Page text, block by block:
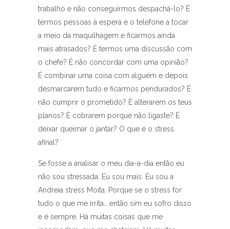
trabalho e não conseguirmos despachá-lo? É
termos pessoas à espera e o telefone a tocar
a meio da maquilhagem e ficarmos ainda
mais atrasados? É termos uma discussão com
o chefe? É não concordar com uma opinião?
É combinar uma coisa com alguém e depois
desmarcarem tudo e ficarmos pendurados? É
não cumprir o prometido? É alterarem os teus
planos? É cobrarem porque não ligaste? É
deixar queimar o jantar? O que é o stress
afinal?
Se fosse a analisar o meu dia-a-dia então eu
não sou stressada. Eu sou mais. Eu sou a
Andreia stress Moita. Porque se o stress for
tudo o que me irrita… então sim eu sofro disso
e é sempre. Há muitas coisas que me